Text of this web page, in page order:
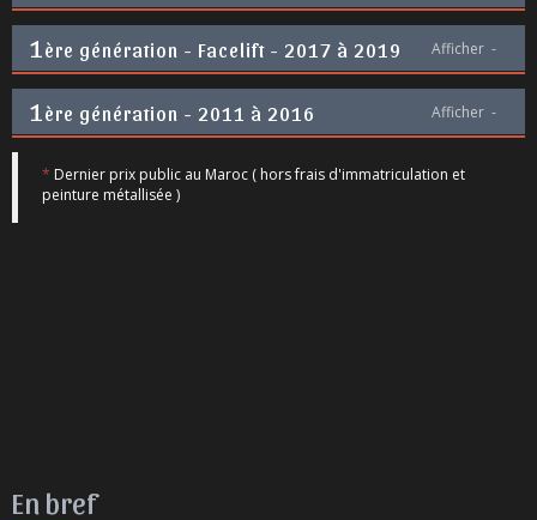
1 ère génération - Facelift - 2017 à 2019 Afficher -
1 ère génération - 2011 à 2016 Afficher -
* Dernier prix public au Maroc ( hors frais d'immatriculation et
peinture métallisée )
En bref